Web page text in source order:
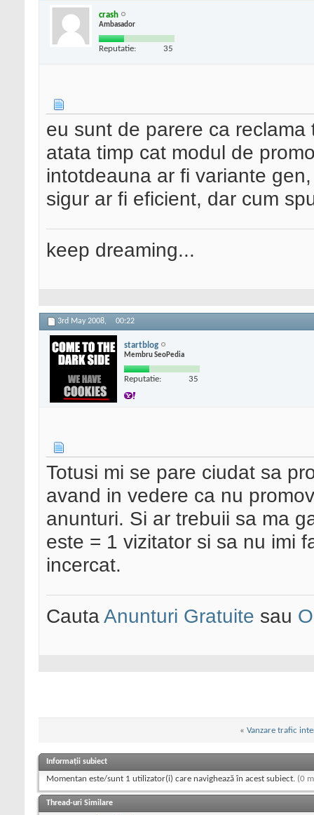
crash
Ambasador
Reputatie: 35
eu sunt de parere ca
atata timp cat modul de
intotdeauna ar fi variante
sigur ar fi eficient, dar cum
keep dreaming...
3rd May 2008, 00:22
startblog
Membru SeoPedia
Reputatie: 35
Totusi mi se pare ciudat sa
avand in vedere ca nu
anunturi. Si ar trebuii sa ma
este = 1 vizitator si sa nu imi
incercat.
CautaAnunturi Gratuite sau
« Vanzare trafic
Informații subiect
Momentan este/sunt 1 utilizator(i) care navighează în acest subiect. (0
Thread-uri Similare